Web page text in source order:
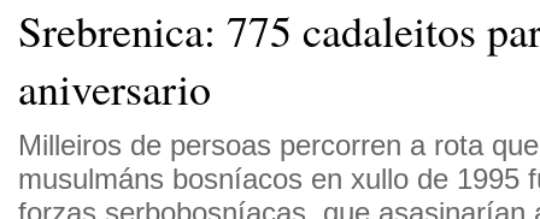
Srebrenica: 775 cadaleitos
aniversario
Milleiros de persoas percorren a rota
musulmáns bosníacos en xullo de 1995
forzas serbobosníacas, que asasinarían